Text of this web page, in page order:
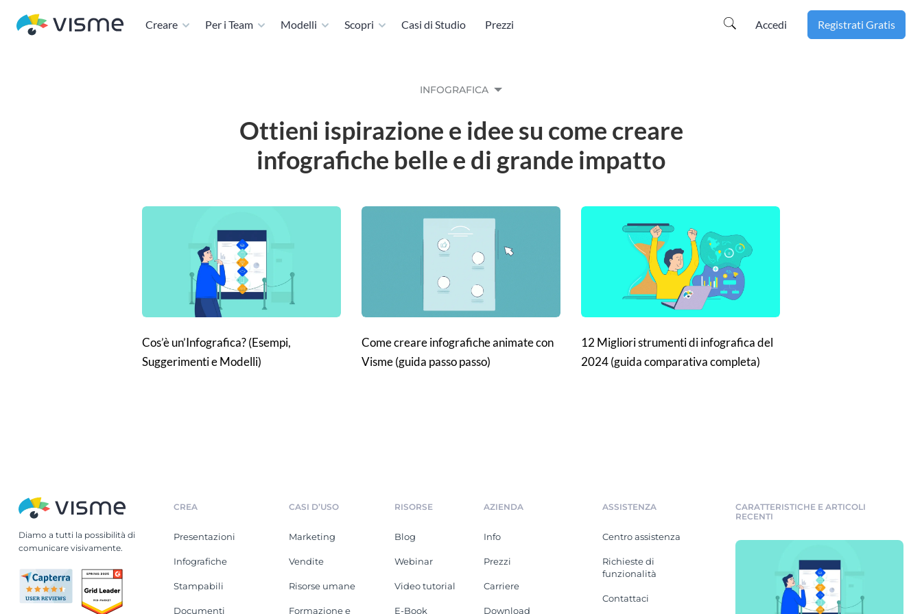
Creare Per i Team Modelli Scopri Casi di Studio Prezzi Accedi Registrati Gratis
INFOGRAFICA
Ottieni ispirazione e idee su come creare
infografiche belle e di grande impatto
Cos’è un’Infografica? (Esempi,
Suggerimenti e Modelli)
Come creare infografiche animate con
Visme (guida passo passo)
12 Migliori strumenti di infografica del
2024 (guida comparativa completa)
Diamo a tutti la possibilità di
comunicare visivamente.
CREA
Presentazioni
Infografiche
Stampabili
Documenti
CASI D’USO
Marketing
Vendite
Risorse umane
Formazione e
RISORSE
Blog
Webinar
Video tutorial
E-Book
AZIENDA
Info
Prezzi
Carriere
Download
ASSISTENZA
Centro assistenza
Richieste di
funzionalità
Contattaci
CARATTERISTICHE E ARTICOLI
RECENTI